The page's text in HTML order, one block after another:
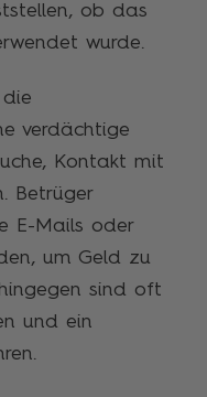
ob das
wurde.
verdächtige
Kontakt mit
Betrüger
E-Mails oder
um Geld zu
sind oft
und ein